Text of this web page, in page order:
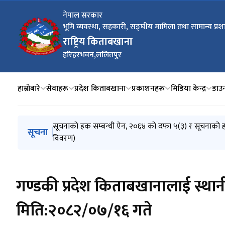
नेपाल सरकार
भूमि व्यवस्था, सहकारी, सङ्‍घीय मामिला तथा सामान्य
राष्ट्रिय किताबखाना
हरिहरभवन,ललितपुर
हाम्रोबारे सेवाहरू प्रदेश किताबखाना प्रकाशनहरू मिडिया केन्द्र
मुख्य नेभिगेसनमा जानुहोस्
सूचना राष्ट्रिय किताबखानाको श्रीमान महानिर्देशक आरती
सूचनाको हक सम्बन्धी ऐन, २०६४ को दफा ५(३) र सूचनाको
विवरण)
विदाको दिनमा समेत सम्पत्ति विवरण बुझ्ने सम्बन्धी सूचना ।
आ. व. २०८३/०८४ मा अनिवार्य अवकाश हुने अनुमानित
श्री लोक सेवा आयोग र राष्ट्रिय किताबखाना(निजामती)
गण्डकी प्रदेश किताबखानालाई
मिति:२०८२/०७/१६ गते